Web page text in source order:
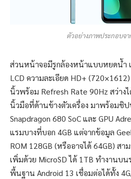
ตัวอย่างภาพประกอบจา
ส่วนหน้าจอมีรูกล้องหน้าแบบหยดน้ำ
LCD ความละเอียด HD+
นิ้วพร้อม Refresh Rate 90Hz สว่าง
นิ้วมือที่ด้านข้างตัวเครื่อง มาพร้อมชิ
Snapdragon 680 SoC และ GPU
แรมบางที่บอก 4GB แต่จากข้อมูล
ROM 128GB (หรืออาจได้ 64GB) ส
เพิ่มด้วย MicroSD ได้ 1TB ทำงานบ
พื้นฐาน Android 13 เชื่อมต่อได้ทั้ง